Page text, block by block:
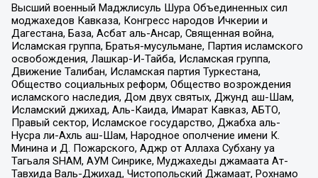
Высший военный Маджлисуль Шура Объединенных сил
моджахедов Кавказа, Конгресс народов Ичкерии и
Дагестана, База, Асбат аль-Ансар, Священная война,
Исламская группа, Братья-мусульмане, Партия исламского
освобождения, Лашкар-И-Тайба, Исламская группа,
Движение Талибан, Исламская партия Туркестана,
Общество социальных реформ, Общество возрождения
исламского наследия, Дом двух святых, Джунд аш-Шам,
Исламский джихад, Аль-Каида, Имарат Кавказ, АБТО,
Правый сектор, Исламское государство, Джабха аль-
Нусра ли-Ахль аш-Шам, Народное ополчение имени К.
Минина и Д. Пожарского, Аджр от Аллаха Субхану уа
Тагьаля SHAM, АУМ Синрике, Муджахеды джамаата Ат-
Тавхида Валь-Джихад, Чистопольский Джамаат, Рохнамо